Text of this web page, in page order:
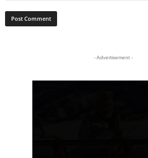
- Advertisement -